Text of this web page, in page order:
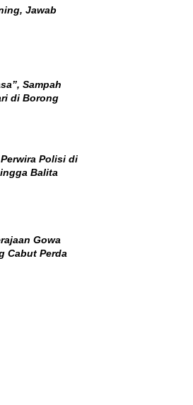
Jawab
Sampah
di Borong
Polisi di
Balita
Gowa
Cabut Perda